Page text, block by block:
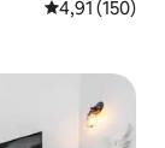
4,91 de uma
4,91 (150)